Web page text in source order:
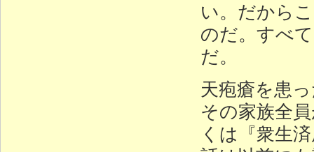
い。だから
のだ。すべ
だ。
天疱瘡を患
その家族全
くは『衆生